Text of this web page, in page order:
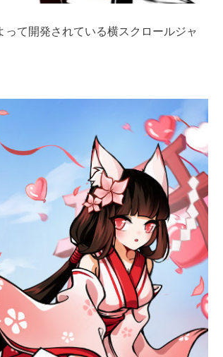
って開発されている横スクロールジャ